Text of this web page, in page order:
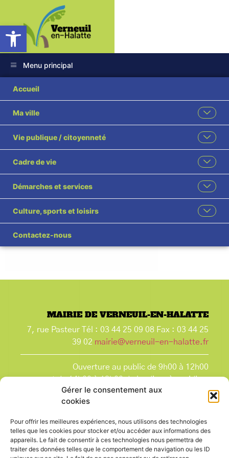
Ouvrir la barre d’outils
Gérer le consentement aux
cookies
Pour offrir les meilleures expériences, nous utilisons des technologies
telles que les cookies pour stocker et/ou accéder aux informations des
appareils. Le fait de consentir à ces technologies nous permettra de
traiter des données telles que le comportement de navigation ou les ID
Menu principal
Accueil
Ma ville
Vie publique / citoyenneté
Cadre de vie
Démarches et services
Culture, sports et loisirs
Contactez-nous
Liste des marchés
conclus exercice
2017
MAIRIE DE VERNEUIL-EN-HALATTE
7, rue Pasteur Tél : 03 44 25 09 08 Fax : 03 44 25
39 02 mairie@verneuil-en-halatte.fr
Ouverture au public de 9h00 à 12h00
et de 14h00 à 18h00 du lundi après-midi au
vendredi,
et le samedi de 9h00 à 12h00.
que les jours fériés.